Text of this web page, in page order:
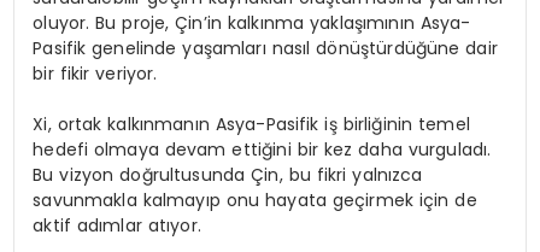
oluyor. Bu proje, Çin’in kalkınma yaklaşımının Asya-
Pasifik genelinde yaşamları nasıl dönüştürdüğüne dair
bir fikir veriyor.
Xi, ortak kalkınmanın Asya-Pasifik iş birliğinin temel
hedefi olmaya devam ettiğini bir kez daha vurguladı.
Bu vizyon doğrultusunda Çin, bu fikri yalnızca
savunmakla kalmayıp onu hayata geçirmek için de
aktif adımlar atıyor.